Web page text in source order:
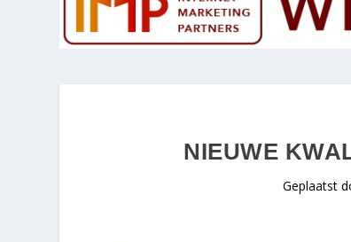
NIEUWE
Geplaatst